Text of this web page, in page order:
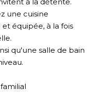
une cuisine
équipée, à la fois
qu'une salle de bain